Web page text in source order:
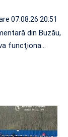
07.08.26 20:51
din Buzău,
funcţiona…